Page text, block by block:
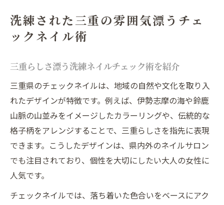
洗練された三重の雰囲気漂うチェ
ックネイル術
三重らしさ漂う洗練ネイルチェック術を紹介
三重県のチェックネイルは、地域の自然や文化を取り入
れたデザインが特徴です。例えば、伊勢志摩の海や鈴鹿
山脈の山並みをイメージしたカラーリングや、伝統的な
格子柄をアレンジすることで、三重らしさを指先に表現
できます。こうしたデザインは、県内外のネイルサロン
でも注目されており、個性を大切にしたい大人の女性に
人気です。
チェックネイルでは、落ち着いた色合いをベースにアク